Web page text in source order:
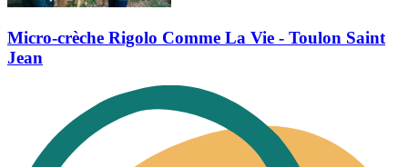
Micro-crèche Rigolo Comme La Vie - Toulon Saint
Jean